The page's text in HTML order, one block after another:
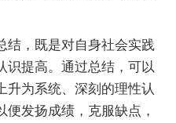
结，既是对自身社会实践
识提高。通过总结，可以
升为系统、深刻的理性认
发扬成绩，克服缺点，